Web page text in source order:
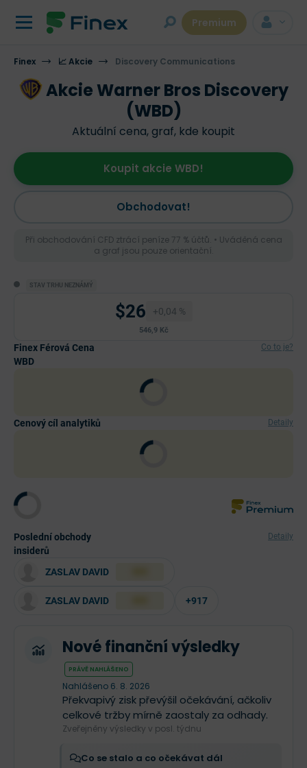
Premium
Finex 📈 Akcie Discovery Communications
Akcie Warner Bros Discovery
(WBD)
Aktuální cena, graf, kde koupit
Obchodovat!
Koupit akcie WBD!
Při obchodování CFD ztrácí peníze 77 % účtů. • Uváděná cena
a graf jsou pouze orientační.
STAV TRHU NEZNÁMÝ
$26 +0,04 %
546,9 Kč
Finex Férová Cena
WBD
Co to je?
Cenový cíl analytiků Detaily
Poslední obchody
insiderů
Detaily
ZASLAV DAVID
ZASLAV DAVID +917
Nové finanční výsledky
PRÁVĚ NAHLÁŠENO
Nahlášeno 6. 8. 2026
Překvapivý zisk převýšil očekávání, ačkoliv
celkové tržby mírně zaostaly za odhady.
Zveřejněny výsledky v posl. týdnu
Co se stalo a co očekávat dál